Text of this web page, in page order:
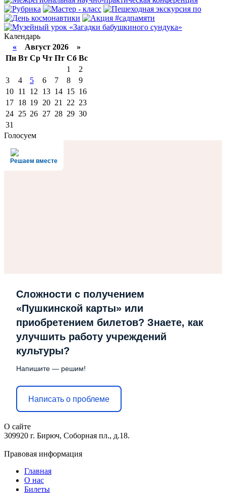
Календарь
« Август 2026 »
Пн Вт Ср Чт Пт Сб Вс
1
2
3
4 5 6 7 8
9
10 11 12 13 14 15 16
17 18 19 20 21 22 23
24 25 26 27 28 29 30
31
Голосуем
Решаем вместе
Сложности с получением
«Пушкинской карты» или
приобретением билетов? Знаете, как
улучшить работу учреждений
культуры?
Напишите — решим!
Написать о проблеме
О сайте
309920 г. Бирюч, Соборная пл., д.18.
Правовая информация
Главная
О нас
Билеты